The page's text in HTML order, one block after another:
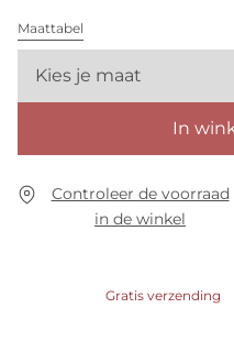
Maattabel
Kies je maat
In
Controleer de voorraad
in de winkel
Gratis verzending